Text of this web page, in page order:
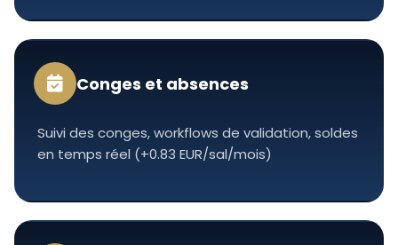
Conges et absences
Suivi des conges, workflows de validation, soldes
en temps réel (+0.83 EUR/sal/mois)